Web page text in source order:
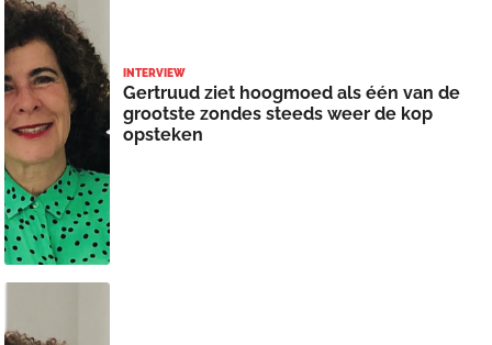
INTERVIEW
Gertruud ziet hoogmoed als één van de
grootste zondes steeds weer de kop
opsteken